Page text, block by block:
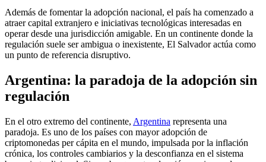
Además de fomentar la adopción nacional, el país ha comenzado a
atraer capital extranjero e iniciativas tecnológicas interesadas en
operar desde una jurisdicción amigable. En un continente donde la
regulación suele ser ambigua o inexistente, El Salvador actúa como
un punto de referencia disruptivo.
Argentina: la paradoja de la adopción sin
regulación
En el otro extremo del continente, Argentina representa una
paradoja. Es uno de los países con mayor adopción de
criptomonedas per cápita en el mundo, impulsada por la inflación
crónica, los controles cambiarios y la desconfianza en el sistema